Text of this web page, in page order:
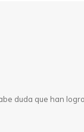
duda que han